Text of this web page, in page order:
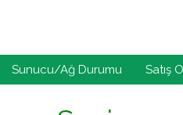
Sunucu/Ağ Durumu Satış